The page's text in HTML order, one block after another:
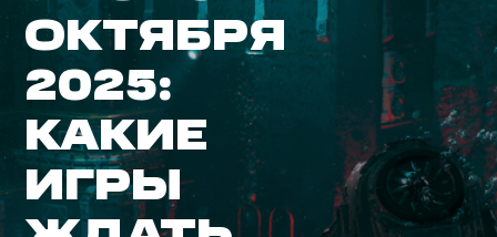
ОКТЯБРЯ
2025:
КАКИЕ
ИГРЫ